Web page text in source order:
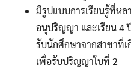
มีรูปแบบการเรียนรู้ที่หล
อนุปริญญา และเรียน 4
รับนักศึกษาจากสาขาที่เ
เพื่อรับปริญญาใบที่ 2